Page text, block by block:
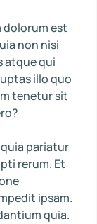
dolorum est
non nisi
atque qui
illo quo
tenetur sit
pariatur
rerum. Et
ipsam.
quia.